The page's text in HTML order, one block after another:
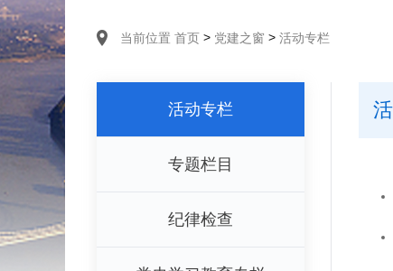
当前位置 首页 > 党建之窗 > 活动专栏
活动专栏
专题栏目
纪律检查